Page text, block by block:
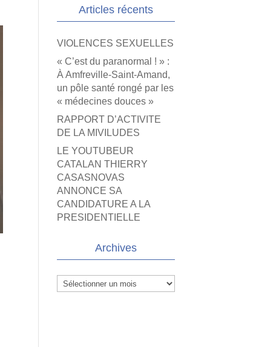
Articles récents
VIOLENCES SEXUELLES
« C’est du paranormal ! » :
À Amfreville-Saint-Amand,
un pôle santé rongé par les
« médecines douces »
RAPPORT D’ACTIVITE
DE LA MIVILUDES
LE YOUTUBEUR
CATALAN THIERRY
CASASNOVAS
ANNONCE SA
CANDIDATURE A LA
PRESIDENTIELLE
Archives
Archives